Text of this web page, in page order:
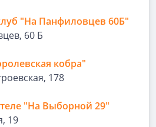
"На Панфиловцев 60Б"
60 Б
кобра"
178
"На Выборной 29"
19